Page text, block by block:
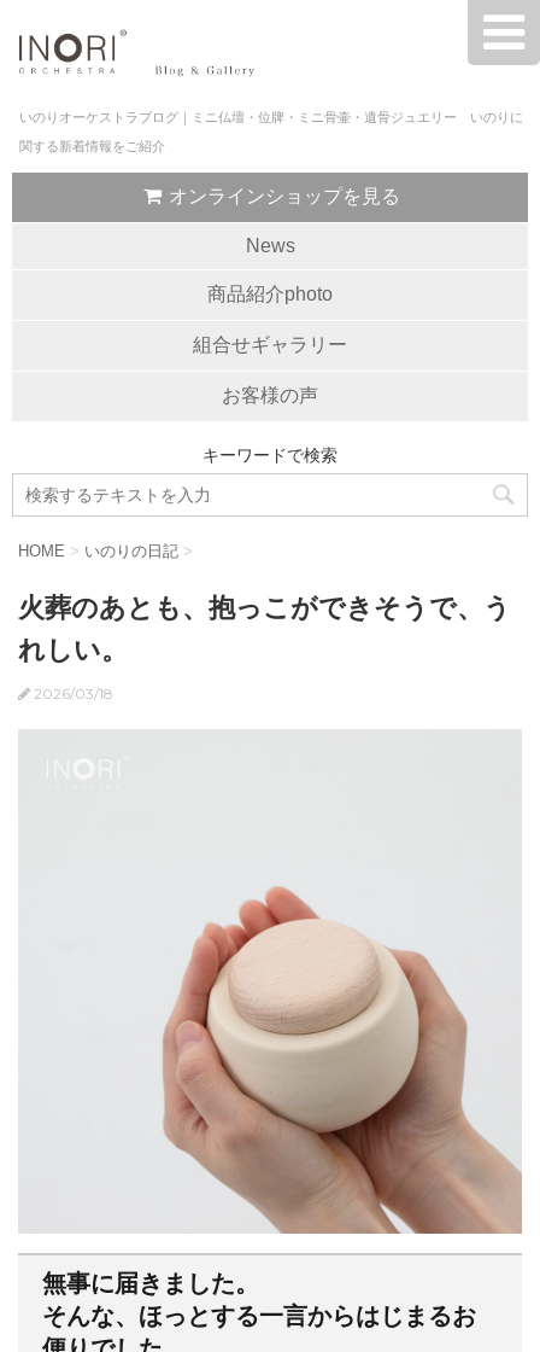
いのりオーケストラブログ｜ミニ仏壇・位牌・ミニ骨壷・遺骨ジュエリー いのりに
関する新着情報をご紹介
オンラインショップを見る
News
商品紹介photo
組合せギャラリー
お客様の声
キーワードで検索
HOME > いのりの日記 >
火葬のあとも、抱っこができそうで、う
れしい。
2026/03/18
無事に届きました。
そんな、ほっとする一言からはじまるお